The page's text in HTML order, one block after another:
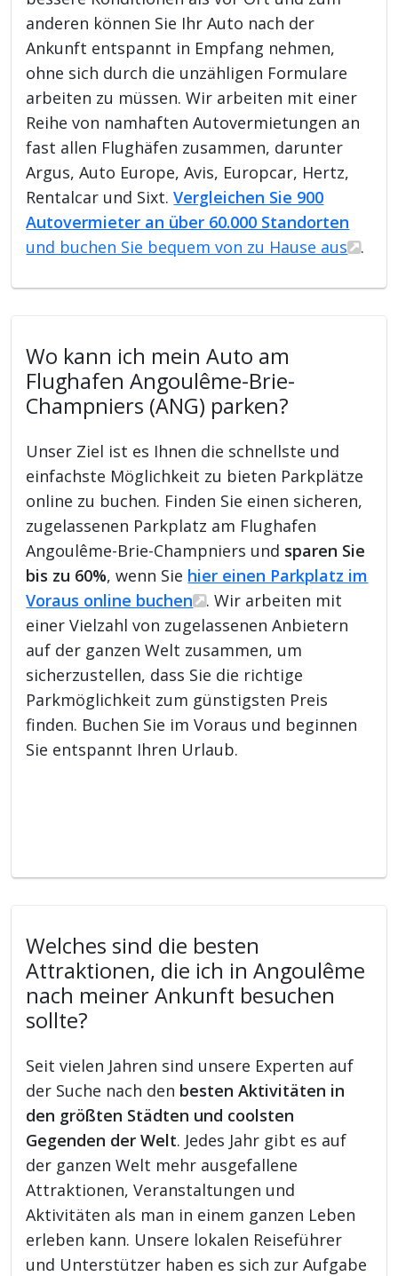
anderen können Sie Ihr Auto nach der
Ankunft entspannt in Empfang nehmen,
ohne sich durch die unzähligen Formulare
arbeiten zu müssen. Wir arbeiten mit einer
Reihe von namhaften Autovermietungen an
fast allen Flughäfen zusammen, darunter
Argus, Auto Europe, Avis, Europcar, Hertz,
Rentalcar und Sixt.Vergleichen Sie 900
Autovermieter an über 60.000 Standorten
und buchen Sie bequem von zu Hause aus
.
Wo kann ich mein Auto am
Flughafen Angoulême-Brie-
Champniers (ANG) parken?
Unser Ziel ist es Ihnen die schnellste und
einfachste Möglichkeit zu bieten Parkplätze
online zu buchen. Finden Sie einen sicheren,
zugelassenen Parkplatz am Flughafen
Angoulême-Brie-Champniers und sparen Sie
bis zu 60%, wenn Sie hier einen Parkplatz im
Voraus online buchen
. Wir arbeiten mit
einer Vielzahl von zugelassenen Anbietern
auf der ganzen Welt zusammen, um
sicherzustellen, dass Sie die richtige
Parkmöglichkeit zum günstigsten Preis
finden. Buchen Sie im Voraus und beginnen
Sie entspannt Ihren Urlaub.
Welches sind die besten
Attraktionen, die ich in Angoulême
nach meiner Ankunft besuchen
sollte?
Seit vielen Jahren sind unsere Experten auf
der Suche nach den besten Aktivitäten in
den größten Städten und coolsten
Gegenden der Welt. Jedes Jahr gibt es auf
der ganzen Welt mehr ausgefallene
Attraktionen, Veranstaltungen und
Aktivitäten als man in einem ganzen Leben
erleben kann. Unsere lokalen Reiseführer
und Unterstützer haben es sich zur Aufgabe